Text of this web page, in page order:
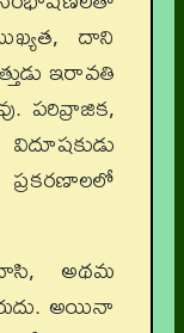
దాని
ఇరావతి
పరివ్రాజిక,
అథమ
అయినా